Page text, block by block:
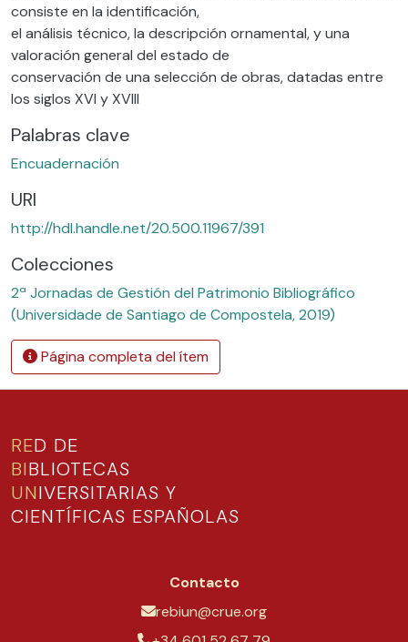
consiste en la identificación,
el análisis técnico, la descripción ornamental, y una
valoración general del estado de
conservación de una selección de obras, datadas entre
los siglos XVI y XVIII
Palabras clave
Encuadernación
URI
http://hdl.handle.net/20.500.11967/391
Colecciones
2ª Jornadas de Gestión del Patrimonio Bibliográfico
(Universidade de Santiago de Compostela, 2019)
Página completa del ítem
RED DE
BIBLIOTECAS
UNIVERSITARIAS Y
CIENTÍFICAS ESPAÑOLAS
Contacto
rebiun@crue.org